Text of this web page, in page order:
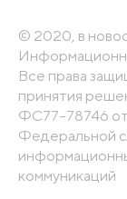
© 2020, в
Все права
принятия
ФС77-78746 от
Федеральной
коммуникаций